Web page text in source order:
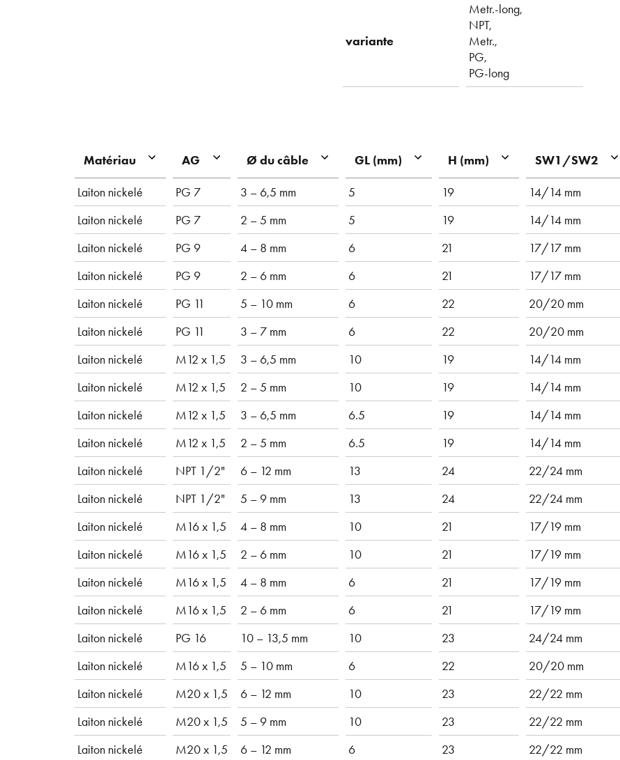
variante
Metr.-long,
NPT,
Metr.,
PG,
PG-long
Matériau AG Ø du câble GL (mm) H (mm) SW1/SW2
Laiton nickelé PG 7 3 – 6,5 mm 5 19 14/14 mm
Laiton nickelé
PG 7 2 – 5 mm 5 19 14/14 mm
Laiton nickelé
PG 9 4 – 8 mm 6 21 17/17 mm
Laiton nickelé
PG 9 2 – 6 mm 6 21 17/17 mm
Laiton nickelé
PG 11 5 – 10 mm 6 22 20/20 mm
Laiton nickelé
PG 11 3 – 7 mm 6 22 20/20 mm
Laiton nickelé
M12 x 1,5 3 – 6,5 mm 10 19 14/14 mm
Laiton nickelé
M12 x 1,5 2 – 5 mm 10 19 14/14 mm
Laiton nickelé
M12 x 1,5 3 – 6,5 mm 6.5 19 14/14 mm
Laiton nickelé
M12 x 1,5 2 – 5 mm 6.5 19 14/14 mm
Laiton nickelé
NPT 1/2" 6 – 12 mm 13 24 22/24 mm
Laiton nickelé
NPT 1/2" 5 – 9 mm 13 24 22/24 mm
Laiton nickelé
M16 x 1,5 4 – 8 mm 10 21 17/19 mm
Laiton nickelé
M16 x 1,5 2 – 6 mm 10 21 17/19 mm
Laiton nickelé
M16 x 1,5 4 – 8 mm 6 21 17/19 mm
Laiton nickelé
M16 x 1,5 2 – 6 mm 6 21 17/19 mm
Laiton nickelé
PG 16 10 – 13,5 mm 10 23 24/24 mm
Laiton nickelé
M16 x 1,5 5 – 10 mm 6 22 20/20 mm
Laiton nickelé
M20 x 1,5 6 – 12 mm 10 23 22/22 mm
Laiton nickelé
M20 x 1,5 5 – 9 mm 10 23 22/22 mm
Laiton nickelé
M20 x 1,5 6 – 12 mm 6 23 22/22 mm